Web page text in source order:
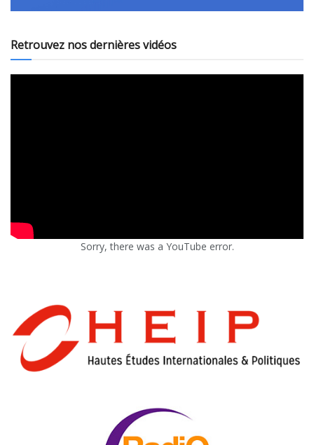
Retrouvez nos dernières vidéos
Sorry, there was a YouTube error.